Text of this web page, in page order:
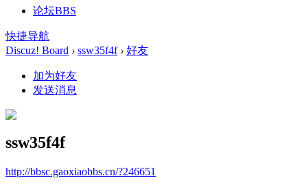
论坛BBS
快捷导航
Discuz! Board › ssw35f4f › 好友
加为好友
发送消息
ssw35f4f
http://bbsc.gaoxiaobbs.cn/?246651